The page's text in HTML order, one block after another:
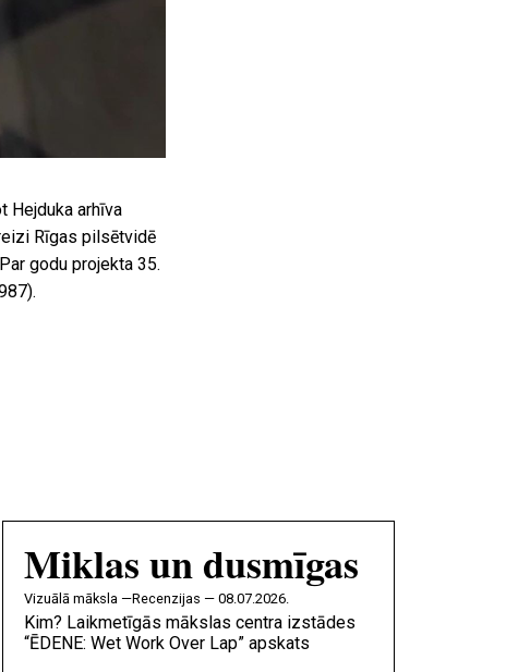
Hejduka arhīva
Rīgas pilsētvidē
godu projekta 35.
Miklas un dusmīgas
vizuālā māksla —Recenzijas — 08.07.2026.
Kim? Laikmetīgās mākslas centra izstādes
“ĒDENE: Wet Work Over Lap” apskats